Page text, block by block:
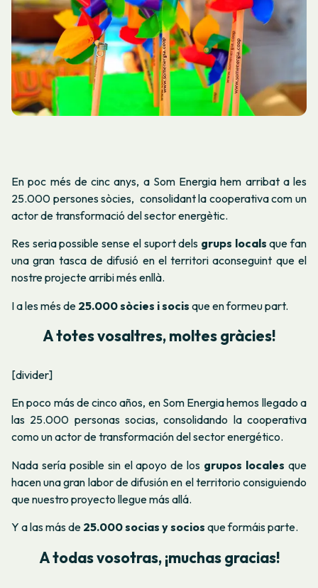
En poc més de cinc anys, a Som Energia hem arribat a les
25.000 persones sòcies, consolidant la cooperativa com un
actor de transformació del sector energètic.
Res seria possible sense el suport dels grups locals que fan
una gran tasca de difusió en el territori aconseguint que el
nostre projecte arribi més enllà.
I a les més de 25.000 sòcies i socis que en formeu part.
A totes vosaltres, moltes gràcies!
[divider]
En poco más de cinco años, en Som Energia hemos llegado a
las 25.000 personas socias, consolidando la cooperativa
como un actor de transformación del sector energético.
Nada sería posible sin el apoyo de los grupos locales que
hacen una gran labor de difusión en el territorio consiguiendo
que nuestro proyecto llegue más allá.
Y a las más de 25.000 socias y socios que formáis parte.
A todas vosotras, ¡muchas gracias!